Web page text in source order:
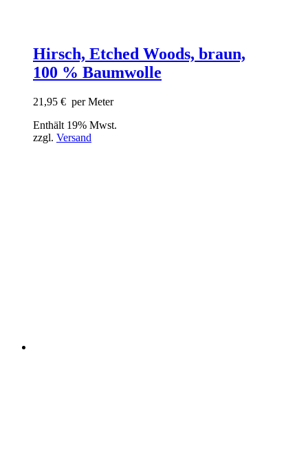
Hirsch, Etched Woods, braun,
100 % Baumwolle
21,95 € per Meter
Enthält 19% Mwst.
zzgl. Versand